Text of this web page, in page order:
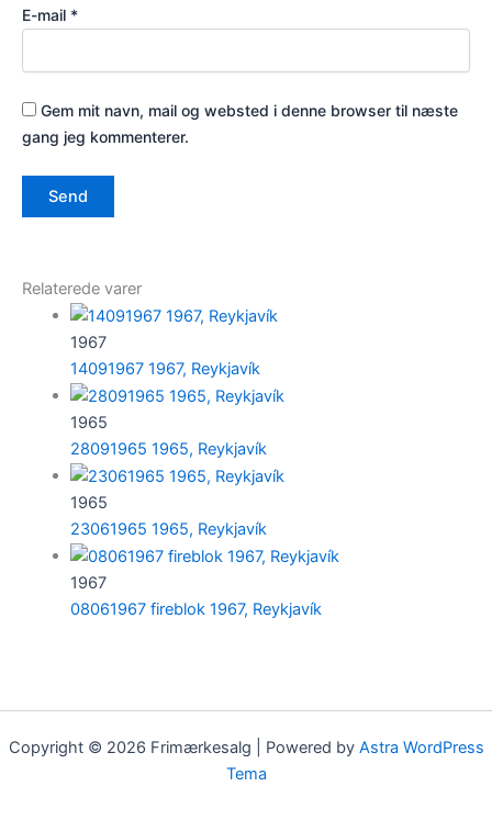
E-mail *
Gem mit navn, mail og websted i denne browser til næste
gang jeg kommenterer.
Relaterede varer
1967
14091967 1967, Reykjavík
1965
28091965 1965, Reykjavík
1965
23061965 1965, Reykjavík
1967
08061967 fireblok 1967, Reykjavík
Copyright © 2026 Frimærkesalg | Powered by Astra WordPress
Tema